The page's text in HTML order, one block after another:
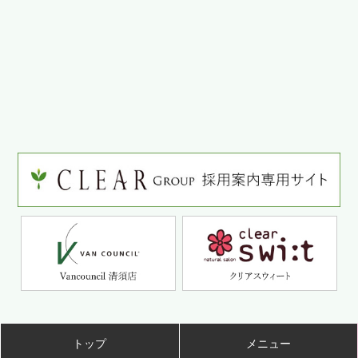
トップ メニュー